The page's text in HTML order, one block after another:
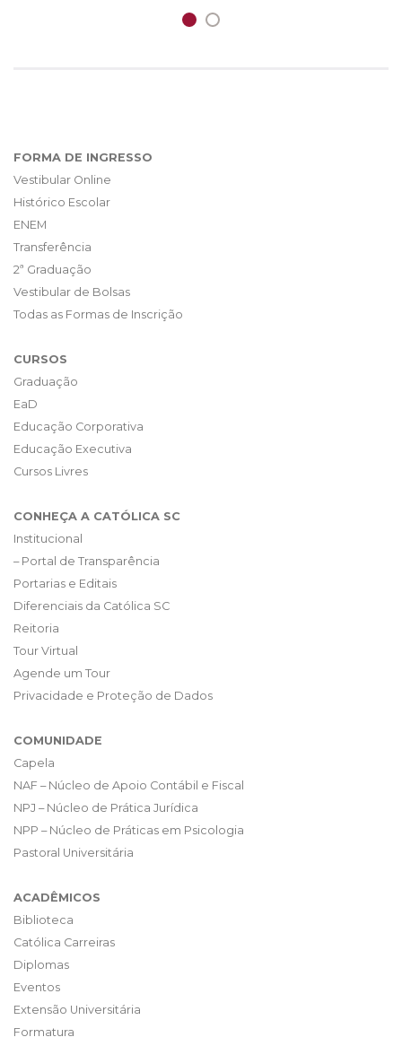
FORMA DE INGRESSO
Vestibular Online
Histórico Escolar
ENEM
Transferência
2ª Graduação
Vestibular de Bolsas
Todas as Formas de Inscrição
CURSOS
Graduação
EaD
Educação Corporativa
Educação Executiva
Cursos Livres
CONHEÇA A CATÓLICA SC
Institucional
– Portal de Transparência
Portarias e Editais
Diferenciais da Católica SC
Reitoria
Tour Virtual
Agende um Tour
Privacidade e Proteção de Dados
COMUNIDADE
Capela
NAF – Núcleo de Apoio Contábil e Fiscal
NPJ – Núcleo de Prática Jurídica
NPP – Núcleo de Práticas em Psicologia
Pastoral Universitária
ACADÊMICOS
Biblioteca
Católica Carreiras
Diplomas
Eventos
Extensão Universitária
Formatura